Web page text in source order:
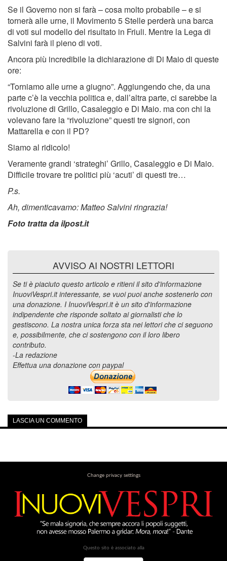
Se il Governo non si farà – cosa molto probabile – e si
tornerà alle urne, il Movimento 5 Stelle perderà una barca
di voti sul modello del risultato in Friuli. Mentre la Lega di
Salvini farà il pieno di voti.
Ancora più incredibile la dichiarazione di Di Maio di queste
ore:
“Torniamo alle urne a giugno”. Aggiungendo che, da una
parte c’è la vecchia politica e, dall’altra parte, ci sarebbe la
rivoluzione di Grillo, Casaleggio e Di Maio. ma con chi la
volevano fare la “rivoluzione” questi tre signori, con
Mattarella e con il PD?
Siamo al ridicolo!
Veramente grandi ‘strateghi’ Grillo, Casaleggio e Di Maio.
Difficile trovare tre politici più ‘acuti’ di questi tre…
P.s.
Ah, dimenticavamo: Matteo Salvini ringrazia!
Foto tratta da ilpost.it
AVVISO AI NOSTRI LETTORI
Se ti è piaciuto questo articolo e ritieni il sito d'informazione
InuoviVespri.it interessante, se vuoi puoi anche sostenerlo con
una donazione. I InuoviVespri.it è un sito d'informazione
indipendente che risponde soltato ai giornalisti che lo
gestiscono. La nostra unica forza sta nei lettori che ci seguono
e, possibilmente, che ci sostengono con il loro libero
contributo.
-La redazione
Effettua una donazione con paypal
LASCIA UN COMMENTO
Change privacy settings
Questo sito è associato alla